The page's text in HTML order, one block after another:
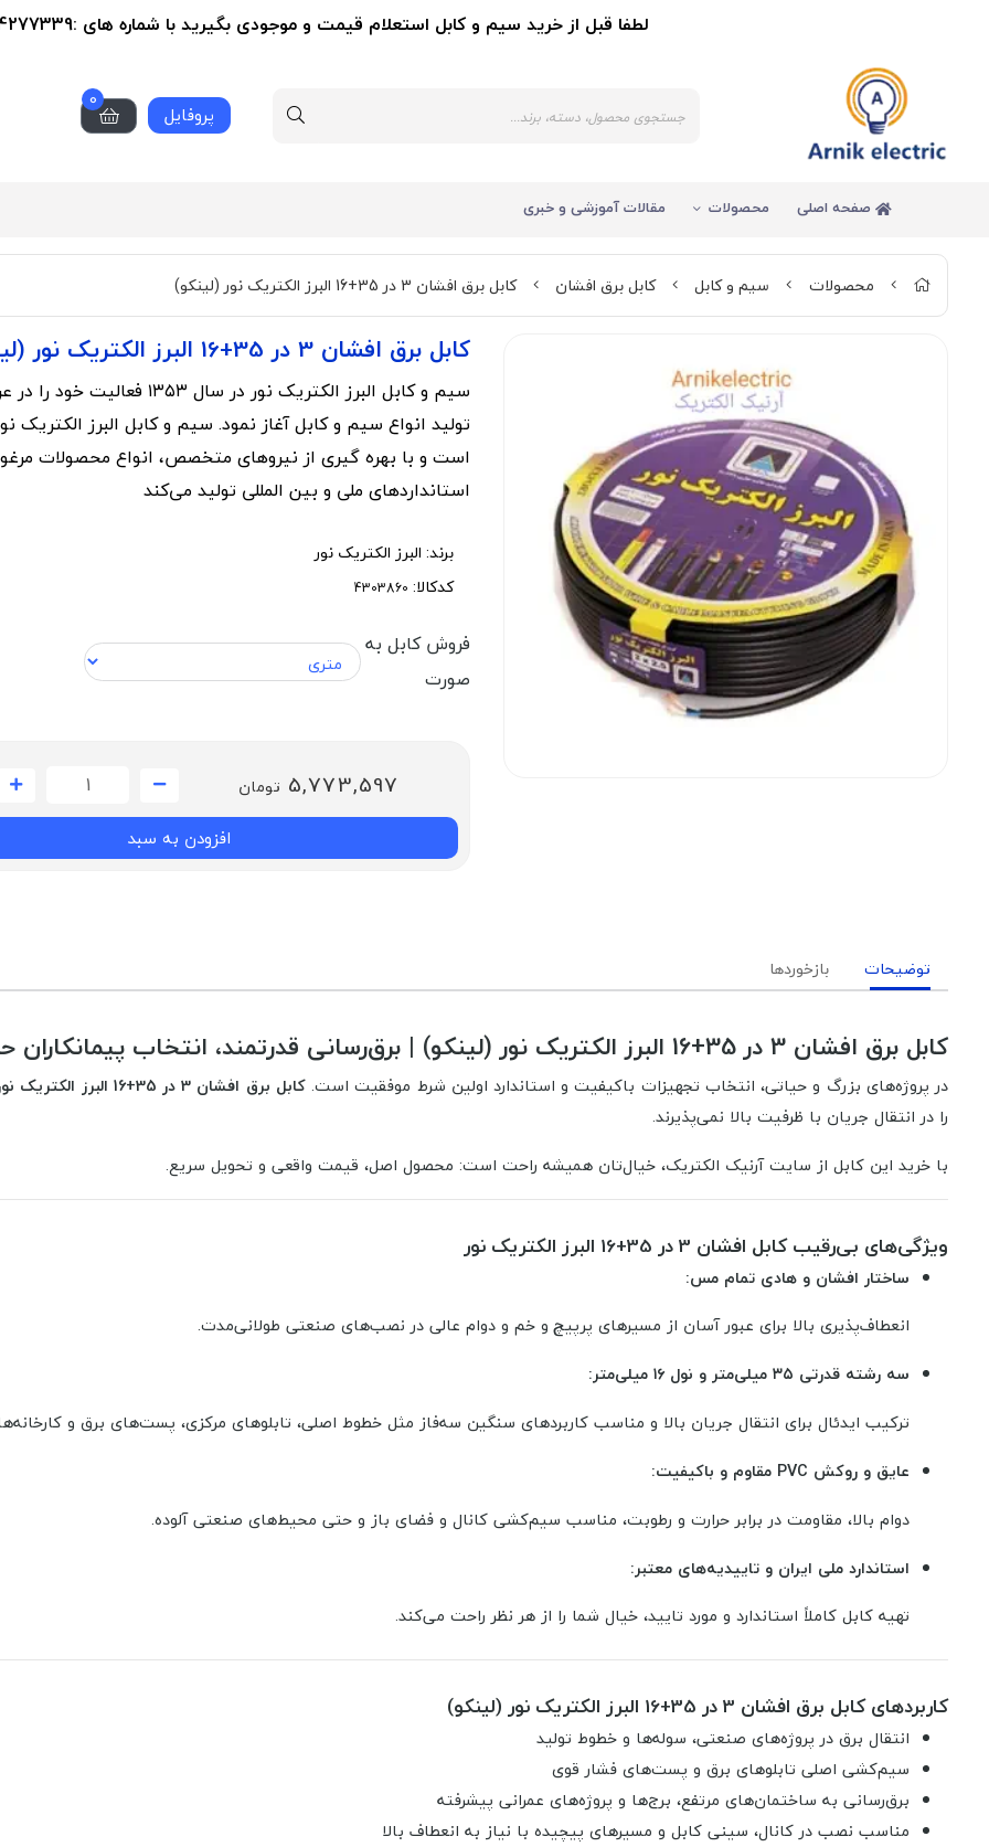
لطفا قبل از خرید سیم و کابل استعلام قیمت و موجودی بگیرید با شماره های :09124277339-02155356279
پروفایل
0
صفحه اصلی محصولات مقالات آموزشی و خبری
محصولات سیم و کابل کابل برق افشان کابل برق افشان 3 در 35+16 البرز الکتریک نور (لینکو)
کابل برق افشان 3 در 35+16 البرز الکتریک نور (لینکو)
سیم و کابل البرز الکتریک نور در سال ۱۳۵۳
تولید انواع سیم و کابل آغاز نمود. سیم و کابل البرز الکتریک
است و با بهره گیری از نیروهای متخصص، انواع محصولات
استانداردهای ملی و بین المللی تولید می‌کند
برند: البرز الکتریک نور
کدکالا:
فروش کابل به
صورت
5,773,597 تومان
افزودن به سبد
توضیحات بازخوردها
کابل برق افشان 3 در 35+16 البرز الکتریک نور (لینکو) | برق‌رسانی قدرتمند، انتخاب پیمانکاران حرفه‌ای
در پروژه‌های بزرگ و حیاتی، انتخاب تجهیزات باکیفیت و استاندارد اولین شرط موفقیت است. کابل برق افشان 3 در 35+16 البرز الکتریک نور (لینکو)
را در انتقال جریان با ظرفیت بالا نمی‌پذیرند.
با خرید این کابل از سایت آرنیک الکتریک، خیال‌تان همیشه راحت است: محصول اصل، قیمت واقعی و تحویل سریع.
ویژگی‌های بی‌رقیب کابل افشان 3 در 35+16 البرز الکتریک نور
ساختار افشان و هادی تمام مس:
انعطاف‌پذیری بالا برای عبور آسان از مسیرهای پرپیچ و خم و دوام عالی در نصب‌های صنعتی طولانی‌مدت.
سه رشته قدرتی ۳۵ میلی‌متر و نول ۱۶ میلی‌متر:
ترکیب ایدئال برای انتقال جریان بالا و مناسب کاربردهای سنگین سه‌فاز مثل خطوط اصلی، تابلوهای مرکزی، پست‌های برق و
عایق و روکش PVC مقاوم و باکیفیت:
دوام بالا، مقاومت در برابر حرارت و رطوبت، مناسب سیم‌کشی کانال و فضای باز و حتی محیط‌های صنعتی آلوده.
استاندارد ملی ایران و تاییدیه‌های معتبر:
تهیه کابل کاملاً استاندارد و مورد تایید، خیال شما را از هر نظر راحت می‌کند.
کاربردهای کابل برق افشان 3 در 35+16 البرز الکتریک نور (لینکو)
انتقال برق در پروژه‌های صنعتی، سوله‌ها و خطوط تولید
سیم‌کشی اصلی تابلوهای برق و پست‌های فشار قوی
برق‌رسانی به ساختمان‌های مرتفع، برج‌ها و پروژه‌های عمرانی پیشرفته
مناسب نصب در کانال، سینی کابل و مسیرهای پیچیده با نیاز به انعطاف بالا